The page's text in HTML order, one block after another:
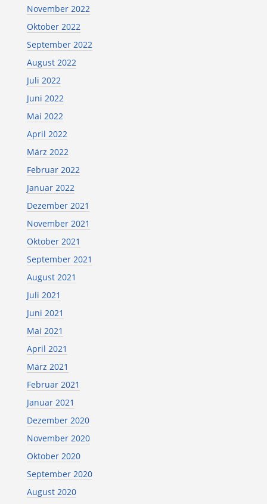
November 2022
Oktober 2022
September 2022
August 2022
Juli 2022
Juni 2022
Mai 2022
April 2022
März 2022
Februar 2022
Januar 2022
Dezember 2021
November 2021
Oktober 2021
September 2021
August 2021
Juli 2021
Juni 2021
Mai 2021
April 2021
März 2021
Februar 2021
Januar 2021
Dezember 2020
November 2020
Oktober 2020
September 2020
August 2020